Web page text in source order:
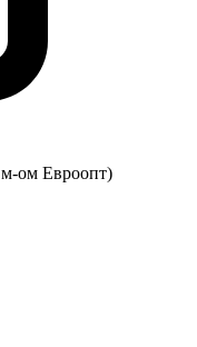
ом Евроопт)